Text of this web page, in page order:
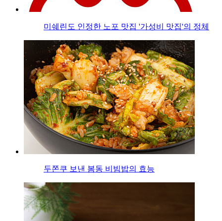
미쉐린도 인정한 노포 맛집 '가성비 맛집'의 정체
두쫀쿠 보낸 봄동 비빔밥의 효능